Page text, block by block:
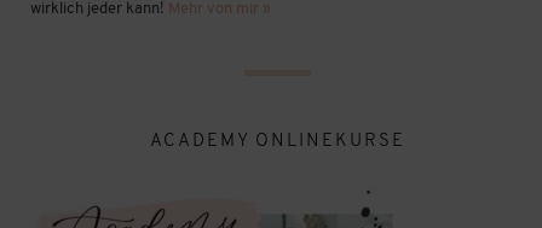
wirklich jeder kann! Mehr von mir »
ACADEMY ONLINEKURSE